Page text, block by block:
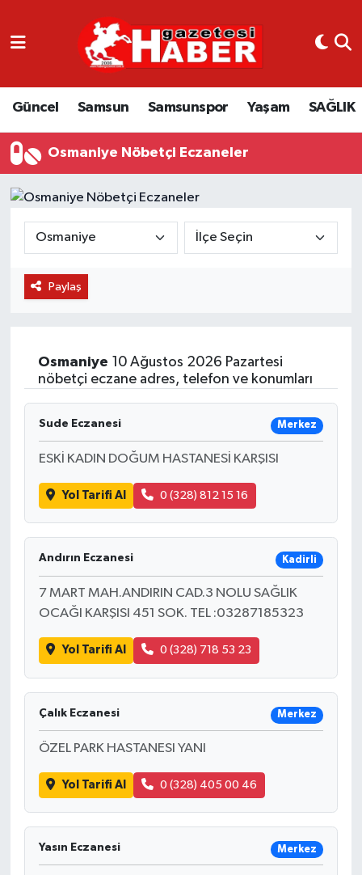
Güncel Samsun Samsunspor Yaşam SAĞLIK
Osmaniye Nöbetçi Eczaneler
Paylaş
Osmaniye 10 Ağustos 2026 Pazartesi
nöbetçi eczane adres, telefon ve konumları
Sude Eczanesi Merkez
ESKİ KADIN DOĞUM HASTANESİ KARŞISI
Yol Tarifi Al 0 (328) 812 15 16
Andırın Eczanesi Kadirli
7 MART MAH.ANDIRIN CAD.3 NOLU SAĞLIK
OCAĞI KARŞISI 451 SOK. TEL :03287185323
Yol Tarifi Al 0 (328) 718 53 23
Çalık Eczanesi Merkez
ÖZEL PARK HASTANESI YANI
Yol Tarifi Al 0 (328) 405 00 46
Yasın Eczanesi Merkez
GÜNCEL
SAMSUN
YAŞAM